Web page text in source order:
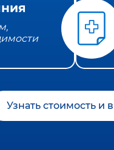
Узнать стоимость и